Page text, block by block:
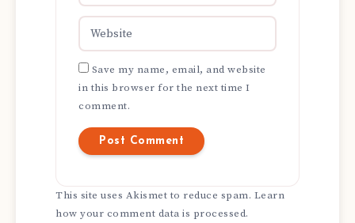
Save my name, email, and website
in this browser for the next time I
comment.
This site uses Akismet to reduce spam. Learn
how your comment data is processed.